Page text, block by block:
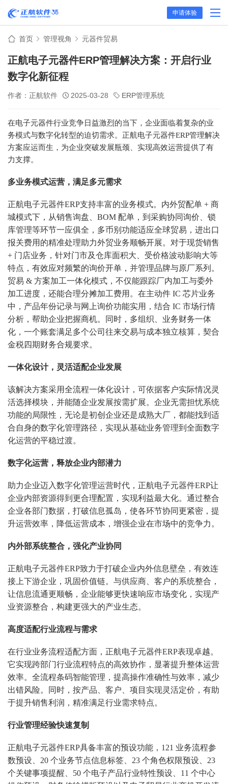
申请体验
首页 管理视角 元器件贸易
正航电子元器件ERP管理解决方案：开启行业
数字化新征程
作者：正航软件 2025-03-28 ERP管理系统
在电子元器件行业竞争日益激烈的当下，企业面临着复杂的业
务模式与数字化转型的迫切需求。正航电子元器件ERP管理解决
方案应运而生，为企业突破发展瓶颈、实现高效运营提供了有
力支撑。
多业务模式运营，满足多元需求
正航电子元器件ERP支持丰富的业务模式。内外贸配单 + 商
城模式下，从销售询盘、BOM 配单，到采购协同询价、锁
库管理等环节一应俱全，多币别功能适应全球贸易，进出口
报关费用的精准处理助力外贸业务顺畅开展。对于现货销售
+ 门店业务，针对门市及仓库面积大、受价格波动影响大等
特点，有效应对频繁的询价开单，并管理品牌与原厂系列。
贸易 & 方案加工一体化模式，不仅能跟踪厂内加工与委外
加工进度，还能合理分摊加工费用。在主动件 IC 芯片业务
中，产品年份记录与网上询价功能实用，结合 IC 市场行情
分析，帮助企业把握商机。同时，多组织、业务财务一体
化，一个账套满足多个公司往来交易与成本独立核算，契合
金税四期财务合规要求。
一体化设计，灵活适配企业发展
该解决方案采用全流程一体化设计，可依据客户实际情况灵
活选择模块，并能随企业发展按需扩展。企业无需担忧系统
功能的局限性，无论是初创企业还是成熟大厂，都能找到适
合自身的数字化管理路径，实现从基础业务管理到全面数字
化运营的平稳过渡。
数字化运营，释放企业内部潜力
助力企业迈入数字化管理运营时代，正航电子元器件ERP让
企业内部资源得到更合理配置，实现利益最大化。通过整合
企业各部门数据，打破信息孤岛，使各环节协同更紧密，提
升运营效率，降低运营成本，增强企业在市场中的竞争力。
内外部系统整合，强化产业协同
正航电子元器件ERP致力于打破企业内外信息壁垒，有效连
接上下游企业，巩固价值链。与供应商、客户的系统整合，
让信息流通更顺畅，企业能够更快速响应市场变化，实现产
业资源整合，构建更强大的产业生态。
高度适配行业流程与需求
在行业业务流程适配方面，正航电子元器件ERP表现卓越。
它实现跨部门行业流程特点的高效协作，显著提升整体运营
效率。全流程条码智能管理，提高操作准确性与效率，减少
出错风险。同时，按产品、客户、项目实现灵活定价，有助
于提升销售利润，精准满足行业需求特点。
行业管理经验快速复制
正航电子元器件ERP具备丰富的预设功能，121 业务流程参
数预设、20 个业务节点信息标签、23 个角色权限预设、23
个关键事项提醒、50 个电子产品行业特性预设、11 个中心